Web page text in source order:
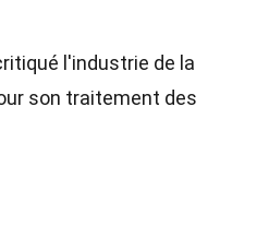
l'industrie de la
son traitement des